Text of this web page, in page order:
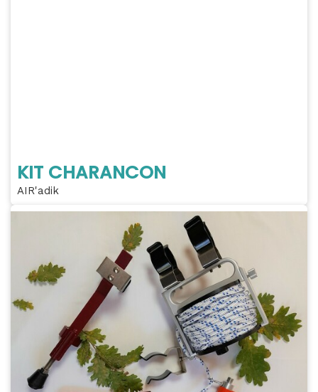
KIT CHARANCON
AIR'adik